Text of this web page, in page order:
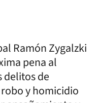
Ramón Zygalzki
pena al
delitos de
y homicidio